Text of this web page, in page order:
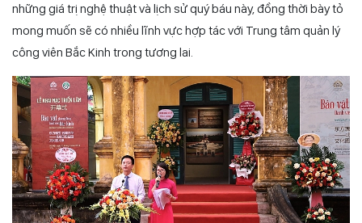
những giá trị nghệ thuật và lịch sử quý báu này, đồng thời bày tỏ
mong muốn sẽ có nhiều lĩnh vực hợp tác với Trung tâm quản lý
công viên Bắc Kinh trong tương lai.